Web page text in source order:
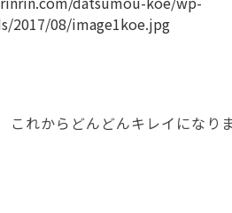
これからどんどんキレイになり